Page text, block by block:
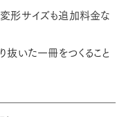
変形サイズも追加料金な
抜いた一冊をつくること